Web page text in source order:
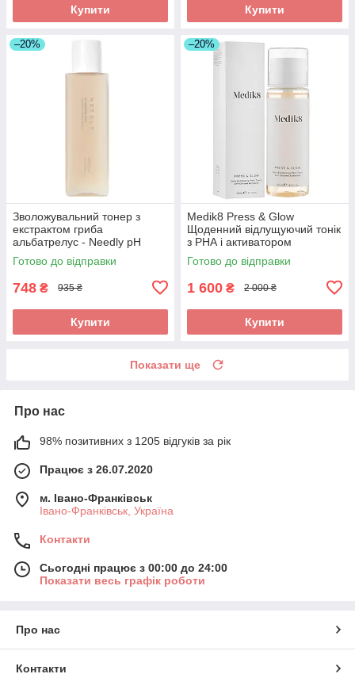
Купити Купити
–20%
Зволожувальний тонер з
екстрактом гриба
альбатрелус - Needly pH
Balancing Toner 145 ml
Готово до відправки
748 ₴ 935 ₴
Купити
–20%
Medik8 Press & Glow
Щоденний відлущуючий тонік
з РНА і активатором
ферментів 200ml
Готово до відправки
1 600 ₴ 2 000 ₴
Купити
Показати ще
Про нас
98% позитивних з 1205 відгуків за рік
Працює з 26.07.2020
м. Івано-Франківськ
Івано-Франківськ, Україна
Контакти
Сьогодні працює з 00:00 до 24:00
Показати весь графік роботи
Про нас
Контакти